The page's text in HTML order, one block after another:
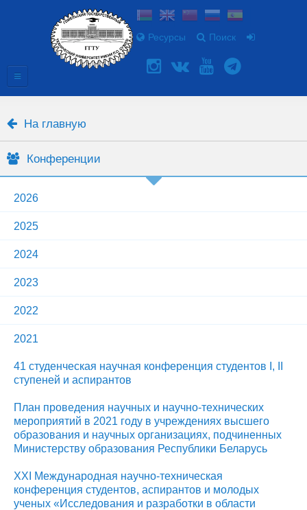
Ресурсы Поиск
На главную
Конференции
2026
2025
2024
2023
2022
2021
41 студенческая научная конференция студентов I, II
ступеней и аспирантов
План проведения научных и научно-технических
мероприятий в 2021 году в учреждениях высшего
образования и научных организациях, подчиненных
Министерству образования Республики Беларусь
XХI Международная научно-техническая
конференция студентов, аспирантов и молодых
ученых «Исследования и разработки в области